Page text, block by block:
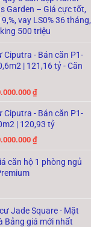
Garden – Giá cực tốt,
vay LS0% 36 tháng,
500 triệu
Ciputra - Bán căn P1-
| 121,16 tỷ - Căn
₫
Ciputra - Bán căn P1-
| 120,93 tỷ
₫
căn hộ 1 phòng ngủ
Jade Square - Mặt
Bảng giá mới nhất